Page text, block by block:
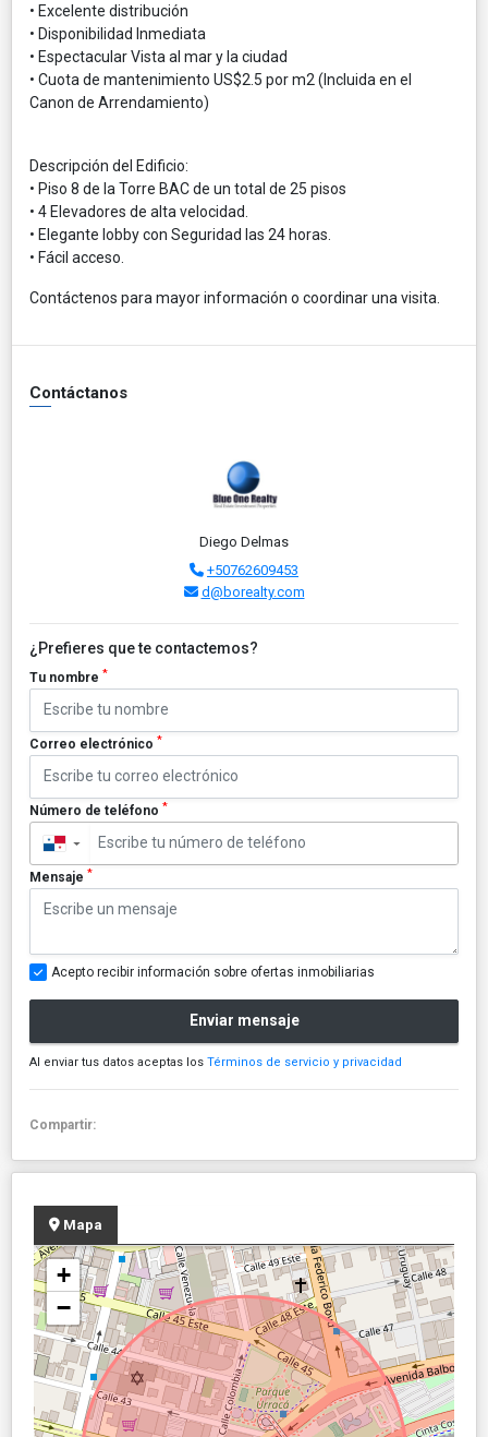
• Excelente distribución
• Disponibilidad Inmediata
• Espectacular Vista al mar y la ciudad
• Cuota de mantenimiento US$2.5 por m2 (Incluida en el
Canon de Arrendamiento)
Descripción del Edificio:
• Piso 8 de la Torre BAC de un total de 25 pisos
• 4 Elevadores de alta velocidad.
• Elegante lobby con Seguridad las 24 horas.
• Fácil acceso.
Contáctenos para mayor información o coordinar una visita.
Contáctanos
Diego Delmas
+50762609453
d@borealty.com
¿Prefieres que te contactemos?
Tu nombre *
Correo electrónico *
Número de teléfono *
▼
Mensaje *
Acepto recibir información sobre ofertas inmobiliarias
Enviar mensaje
Al enviar tus datos aceptas los Términos de servicio y privacidad
Compartir:
Mapa
+
−